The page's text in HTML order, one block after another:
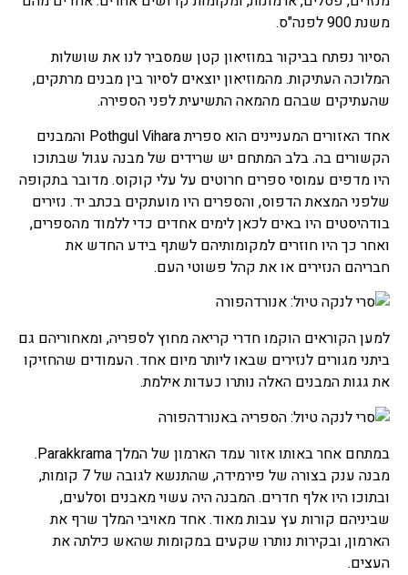
משנת 900 לפנה"ס.
הסיור נפתח בביקור במוזיאון קטן שמסביר לנו את שושלות
המלוכה העתיקות. מהמוזיאון יוצאים לסיור בין מבנים מרתקים,
שהעתיקים שבהם מהמאה התשיעית לפני הספירה.
אחד האזורים המעניינים הוא ספרית Pothgul Vihara והמבנים
הקשורים בה. בלב המתחם יש שרידים של מבנה עגול שבתוכו
היו מדפים עמוסי ספרים חרוטים על עלי קוקוס. מדובר בתקופה
שלפני המצאת הדפוס, והספרים היו מועתקים בכתב יד. נזירים
בודהיסטים היו באים לכאן לימים אחדים כדי ללמוד מהספרים,
ואחר כך היו חוזרים למקומותיהם לשתף בידע החדש את
חבריהם הנזירים או את קהל פשוטי העם.
למען הקוראים הוקמו חדרי קריאה מחוץ לספריה, ומאחוריהם גם
ביתני מגורים לנזירים שבאו ליותר מיום אחד. העמודים שהחזיקו
את גגות המבנים האלה נותרו כעדות אילמת.
במתחם אחר באותו אזור עמד הארמון של המלך Parakkrama.
מבנה ענק בצורה של פירמידה, שהתנשא לגובה של 7 קומות,
ובתוכו היו אלף חדרים. המבנה היה עשוי מאבנים וסלעים,
שביניהם קורות עץ עבות מאוד. אחד מאויבי המלך שרף את
הארמון, ובקירות נותרו שקעים במקומות שהאש כילתה את
העצים.